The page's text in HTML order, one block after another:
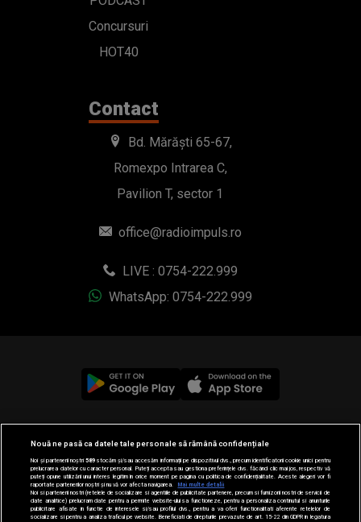
Concursuri
HOT40
Contact
Bd. Mărăști 65-67,
Romexpo Intrarea C,
Pavilion T, sector 1
office@radioimpuls.ro
LIVE : 0754-222.999
WhatsApp: 0754-222.999
© 2019-2026 DOGAN MEDIA INTERNATIONAL SA, Toate
drepturile rezervate.
Nouă ne pasă ca datele tale personale să rămână confidențiale
Noi și partenerii noștri589stocăm și/sau accesăm informații pe dispozitivul dvs., precum identificatorii cookie unici pentru
prelucrarea datelor cu caracter personal. Puteți accepta sau gestiona preferințele dvs. făcând clic mai jos, respectiv vă
puteți opune utilizării unui interes legitim în orice moment pe pagina cu politica de confidențialitate. Aceste alegeri vor fi
raportate partenerilor noștri și nu vă vor afecta navigarea.
Mai multe detalii
Noi si partenerii nostri (retelele de socializare si agentiile de publicitate partenere, precum si furnizorii nostri de servicii de
date analitice) prelucram date pentru a permite website-ului sa functioneze, pentru a personaliza continutul si anunturile
publicitare afisate in functie de interesele si/sau profilul dvs., pentru a va oferi functionalitati aferente retelelor de
socializare si pentru a analiza traficul pe website. Beneficiati de drepturile prevazute de art. 15-22 din GDPR in legatura